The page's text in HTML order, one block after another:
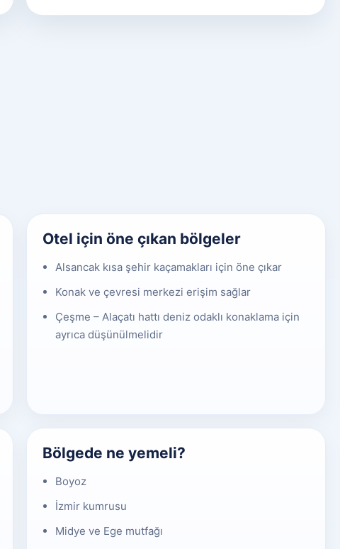
Otel için öne çıkan bölgeler
Alsancak kısa şehir kaçamakları için öne çıkar
Konak ve çevresi merkezi erişim sağlar
Çeşme – Alaçatı hattı deniz odaklı konaklama için
ayrıca düşünülmelidir
Bölgede ne yemeli?
Boyoz
İzmir kumrusu
Midye ve Ege mutfağı